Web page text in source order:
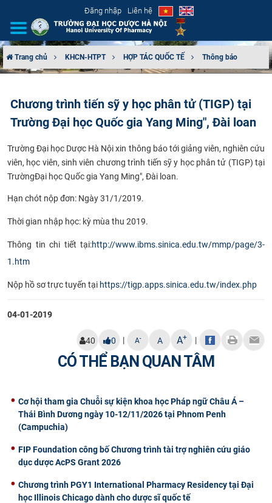
Đăng nhập Liên hệ
CƠ CẤU TỔ CHỨC
ĐÀO TẠO
ĐẢM BẢO CHẤT LƯỢNG
KHOA HỌC CÔNG NGHỆ
HTQT
CỰU NGƯỜI HỌC
Trang chủ KHCN-HTPT HỢP TÁC QUỐC TẾ Thông báo
Chương trình tiến sỹ y học phân tử (TIGP) tại
Trường Đại học Quốc gia Yang Ming", Đài loan
Trường Đại học Dược Hà Nội xin thông báo tới giảng viên, nghiên cứu
viên, học viên, sinh viên chương trình tiến sỹ y học phân tử (TIGP) tại
TrườngĐại học Quốc gia Yang Ming", Đài loan.
Hạn chót nộp đơn: Ngày 31/1/2019.
Thời gian nhập học: kỳ mùa thu 2019.
Thông tin chi tiết tại:http://www.ibms.sinica.edu.tw/mmp/page/3-
1.htm
Nộp hồ sơ trực tuyến tại https://tigp.apps.sinica.edu.tw/index.php
04-01-2019
40 0 | A- A A+ |
CÓ THỂ BẠN QUAN TÂM
Cơ hội tham gia Chuỗi sự kiện khoa học Pháp ngữ Châu Á –
Thái Bình Dương ngày 10-12/11/2026 tại Phnom Penh
(Campuchia)
FIP Foundation công bố Chương trình tài trợ nghiên cứu giáo
dục dược AcPS Grant 2026
Chương trình PGY1 International Pharmacy Residency tại Đại
học Illinois Chicago dành cho dược sĩ quốc tế